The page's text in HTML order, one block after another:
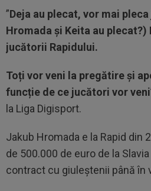
”Deja au plecat, vor mai
Hromada și Keita au plecat?)
jucătorii Rapidului.
Toți vor veni la pregătire și
funcție de ce jucători vor veni
la Liga Digisport.
Jakub Hromada e la Rapid din
de 500.000 de euro de la
contract cu giuleștenii până în